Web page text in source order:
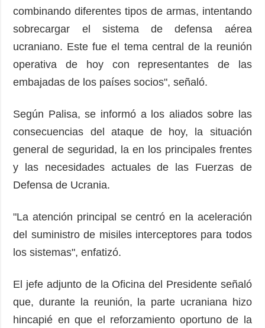
combinando diferentes tipos de armas, intentando
sobrecargar el sistema de defensa aérea
ucraniano. Este fue el tema central de la reunión
operativa de hoy con representantes de las
embajadas de los países socios", señaló.
Según Palisa, se informó a los aliados sobre las
consecuencias del ataque de hoy, la situación
general de seguridad, la en los principales frentes
y las necesidades actuales de las Fuerzas de
Defensa de Ucrania.
"La atención principal se centró en la aceleración
del suministro de misiles interceptores para todos
los sistemas", enfatizó.
El jefe adjunto de la Oficina del Presidente señaló
que, durante la reunión, la parte ucraniana hizo
hincapié en que el reforzamiento oportuno de la